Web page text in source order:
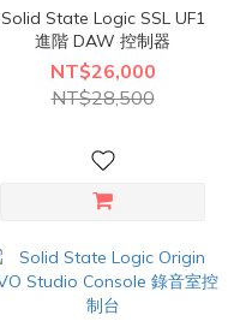
Solid State Logic SSL UF1
進階 DAW 控制器
NT$26,000
NT$28,500